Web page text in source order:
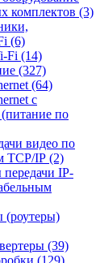
комплектов (3)
(6)
Fi (14)
(327)
(64)
с
по
видео по
TCP/IP (2)
IP-
(роутеры)
(39)
(129)